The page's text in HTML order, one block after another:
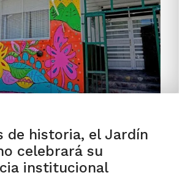
de historia, el Jardín
celebrará su
institucional